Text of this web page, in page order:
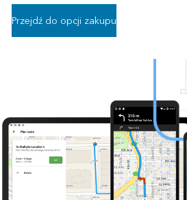
Przejdź do opcji zakupu